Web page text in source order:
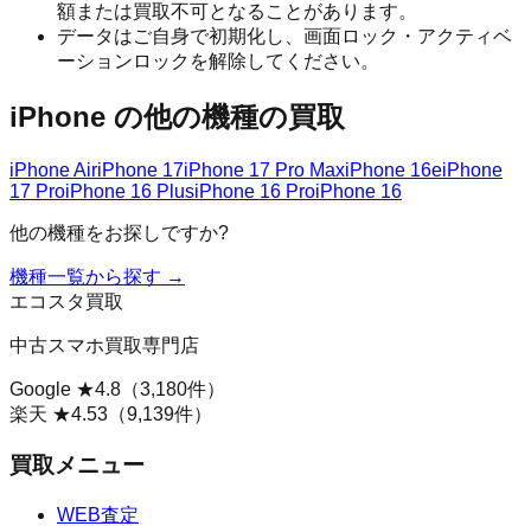
額または買取不可となることがあります。
データはご自身で初期化し、画面ロック・アクティベ
ーションロックを解除してください。
iPhone の他の機種の買取
iPhone AiriPhone 17iPhone 17 Pro MaxiPhone 16eiPhone
17 ProiPhone 16 PlusiPhone 16 ProiPhone 16
他の機種をお探しですか?
機種一覧から探す →
エコスタ買取
中古スマホ買取専門店
Google ★4.8 （3,180件）
楽天 ★4.53 （9,139件）
買取メニュー
WEB査定